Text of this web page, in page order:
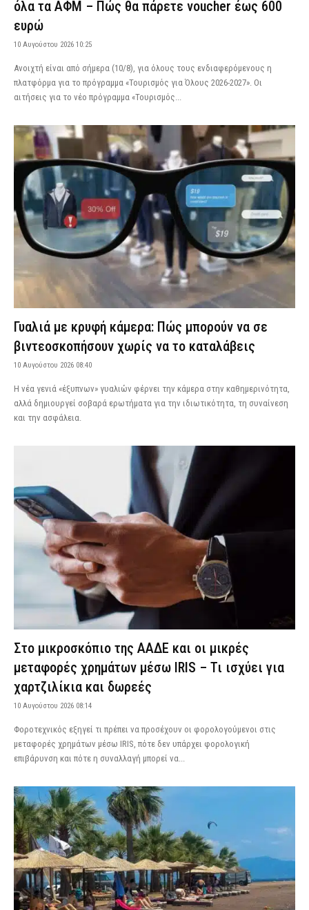
όλα τα ΑΦΜ – Πώς θα πάρετε voucher έως 600
ευρώ
10 Αυγούστου 2026 10:25
Ανοιχτή είναι από σήμερα (10/8), για όλους τους ενδιαφερόμενους η
πλατφόρμα για το πρόγραμμα «Τουρισμός για Όλους 2026-2027». Οι
αιτήσεις για το νέο πρόγραμμα «Τουρισμός...
Γυαλιά με κρυφή κάμερα: Πώς μπορούν να σε
βιντεοσκοπήσουν χωρίς να το καταλάβεις
10 Αυγούστου 2026 08:40
Η νέα γενιά «έξυπνων» γυαλιών φέρνει την κάμερα στην καθημερινότητα,
αλλά δημιουργεί σοβαρά ερωτήματα για την ιδιωτικότητα, τη συναίνεση
και την ασφάλεια.
Στο μικροσκόπιο της ΑΑΔΕ και οι μικρές
μεταφορές χρημάτων μέσω IRIS – Τι ισχύει για
χαρτζιλίκια και δωρεές
10 Αυγούστου 2026 08:14
Φοροτεχνικός εξηγεί τι πρέπει να προσέχουν οι φορολογούμενοι στις
μεταφορές χρημάτων μέσω IRIS, πότε δεν υπάρχει φορολογική
επιβάρυνση και πότε η συναλλαγή μπορεί να...